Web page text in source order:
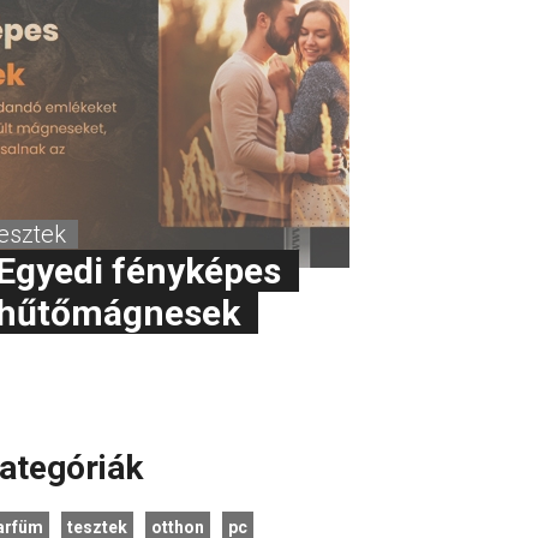
fényképes
tesztek otthon pc